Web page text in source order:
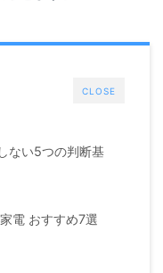
CLOSE
ない5つの判断基
電 おすすめ7選